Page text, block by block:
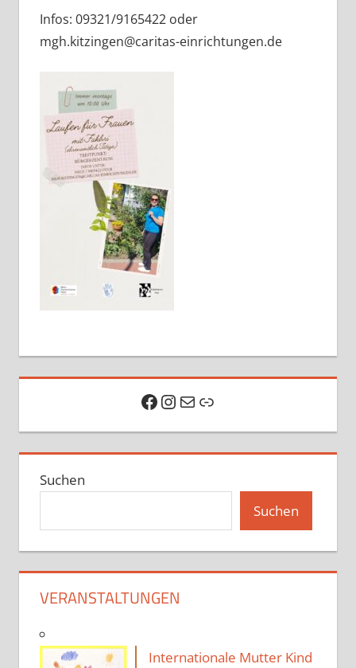
Infos: 09321/9165422 oder
mgh.kitzingen@caritas-einrichtungen.de
Facebook
Instagram
E-Mail
Link
Suchen
Suchen
VERANSTALTUNGEN
Internationale Mutter Kind